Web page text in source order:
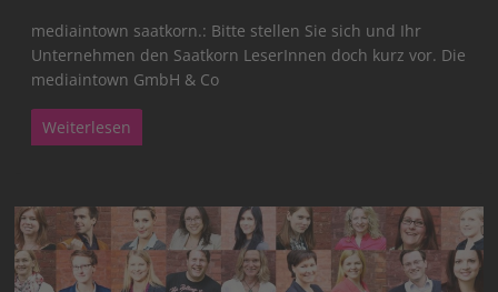
mediaintown saatkorn.: Bitte stellen Sie sich und Ihr
Unternehmen den Saatkorn LeserInnen doch kurz vor. Die
mediaintown GmbH & Co
Weiterlesen